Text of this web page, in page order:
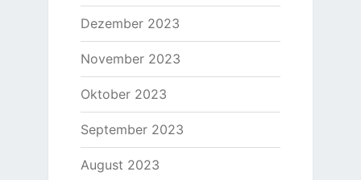
Dezember 2023
November 2023
Oktober 2023
September 2023
August 2023